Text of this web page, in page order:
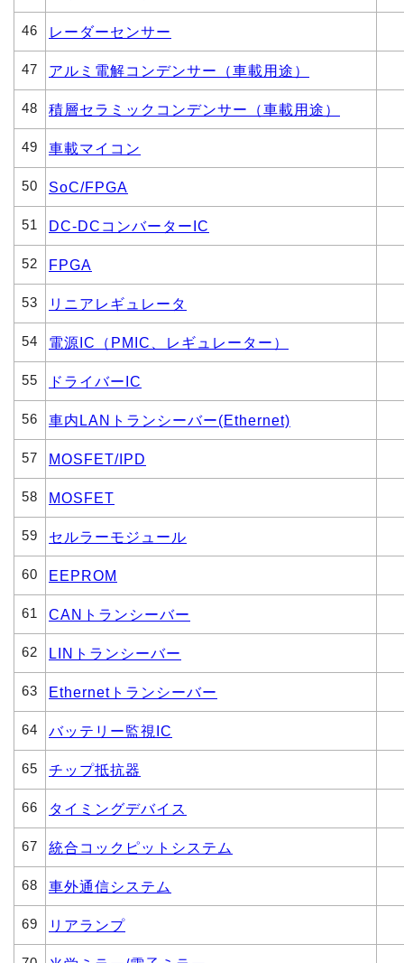
46 レーダーセンサー
47 アルミ電解コンデンサー（車載用途）
48 積層セラミックコンデンサー（車載用途）
49 車載マイコン
50 SoC/FPGA
51 DC-DCコンバーターIC
52 FPGA
53 リニアレギュレータ
54 電源IC（PMIC、レギュレーター）
55 ドライバーIC
56 車内LANトランシーバー(Ethernet)
57 MOSFET/IPD
58 MOSFET
59 セルラーモジュール
60 EEPROM
61 CANトランシーバー
62 LINトランシーバー
63 Ethernetトランシーバー
64 バッテリー監視IC
65 チップ抵抗器
66 タイミングデバイス
67 統合コックピットシステム
68 車外通信システム
69 リアランプ